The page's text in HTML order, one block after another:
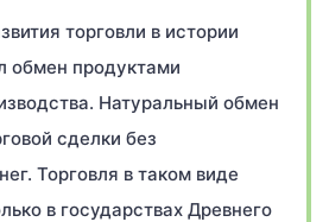
торговли в истории
обмен продуктами
Натуральный обмен
сделки без
Торговля в таком виде
в государствах Древнего